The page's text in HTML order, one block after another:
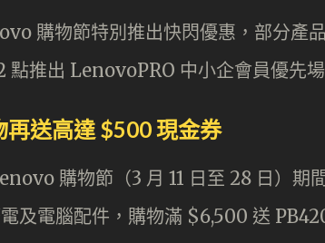
購物節特別推出快閃優惠，部分產
點推出 LenovoPRO 中小企會員優先
再送高達 $500 現金券
購物節（3 月 11 日至 28 日）
及電腦配件，購物滿 $6,500 送